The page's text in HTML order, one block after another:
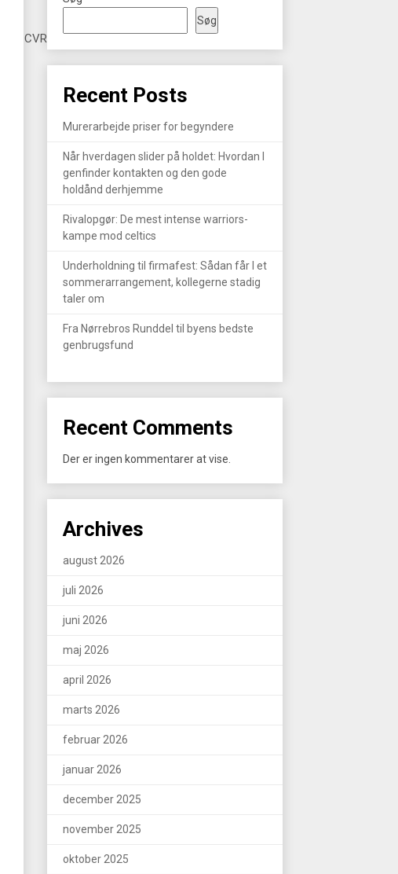
Søg
Recent Posts
Murerarbejde priser for begyndere
Når hverdagen slider på holdet: Hvordan I
genfinder kontakten og den gode
holdånd derhjemme
Rivalopgør: De mest intense warriors-
kampe mod celtics
Underholdning til firmafest: Sådan får I et
sommerarrangement, kollegerne stadig
taler om
Fra Nørrebros Runddel til byens bedste
genbrugsfund
Recent Comments
Der er ingen kommentarer at vise.
Archives
august 2026
juli 2026
juni 2026
maj 2026
april 2026
marts 2026
februar 2026
januar 2026
december 2025
november 2025
oktober 2025
CVR